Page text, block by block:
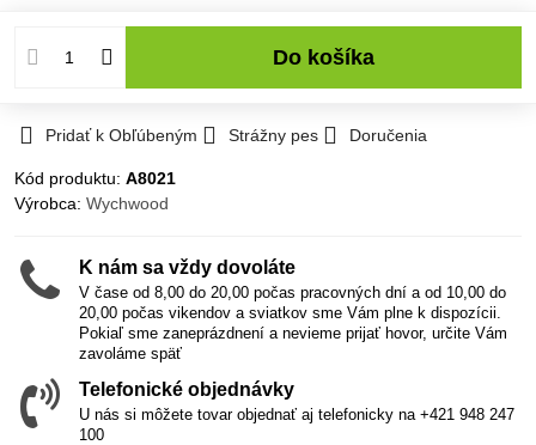
Do košíka
Pridať k Obľúbeným Strážny pes Doručenia
Kód produktu: A8021
Výrobca: Wychwood
K nám sa vždy dovoláte
V čase od 8,00 do 20,00 počas pracovných dní a od 10,00 do
20,00 počas vikendov a sviatkov sme Vám plne k dispozícii.
Pokiaľ sme zaneprázdnení a nevieme prijať hovor, určite Vám
zavoláme späť
Telefonické objednávky
U nás si môžete tovar objednať aj telefonicky na +421 948 247
100